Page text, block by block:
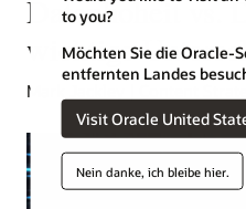
to you?
Möchten Sie die Oracle-
entfernten Landes
Visit Oracle United
Nein danke, ich bleibe hier.
Datenhoheit vs.
wichtige
Mark Jackley | Content